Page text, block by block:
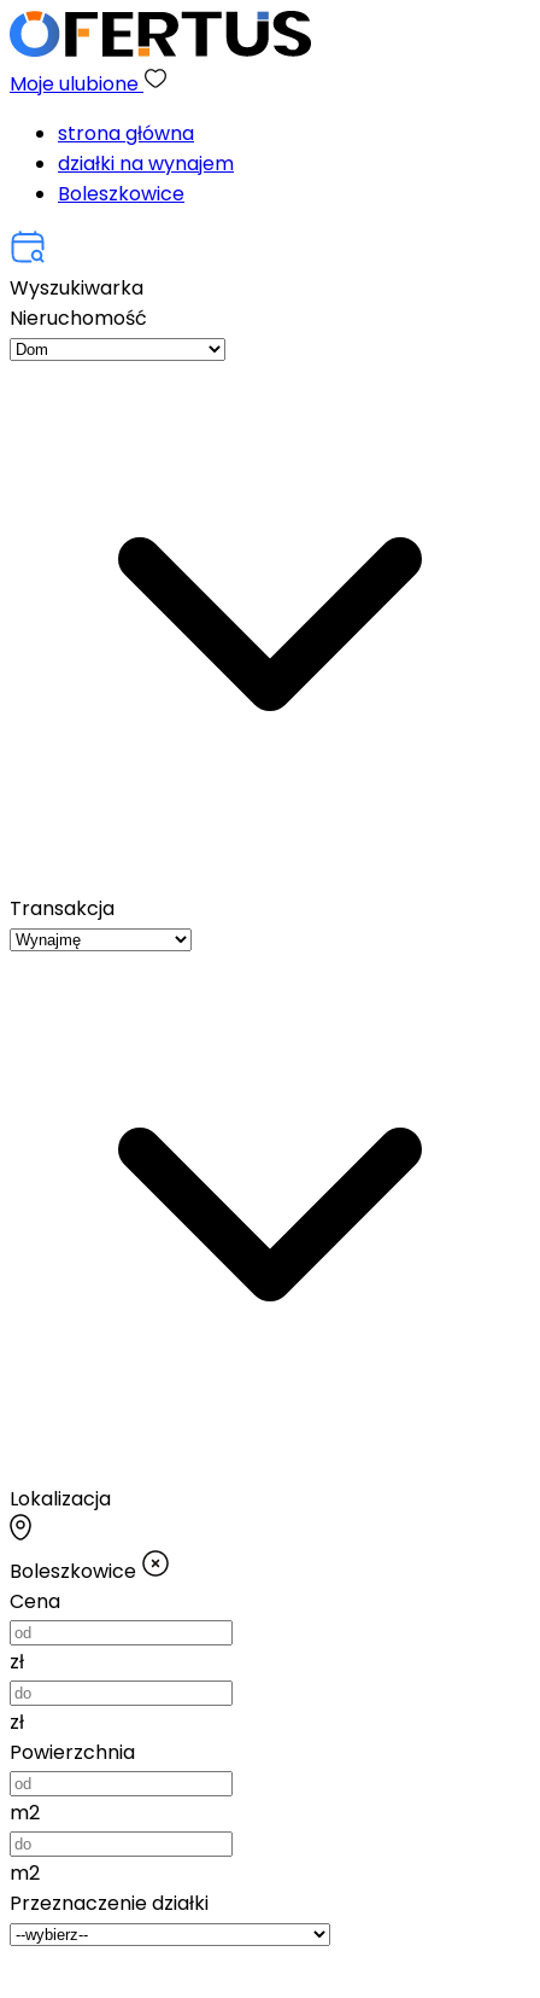
Moje ulubione
strona główna
działki na wynajem
Boleszkowice
Wyszukiwarka
Nieruchomość
Transakcja
Lokalizacja
Boleszkowice
Cena
zł
zł
Powierzchnia
m2
m2
Przeznaczenie działki